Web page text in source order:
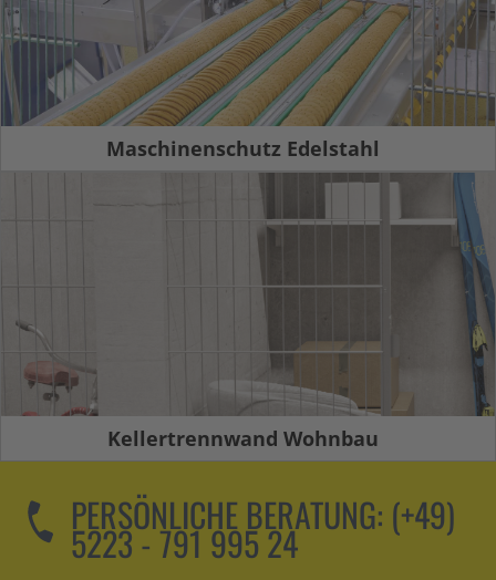
Maschinenschutz Edelstahl
Kellertrennwand Wohnbau
PERSÖNLICHE BERATUNG: (+49)
5223 - 791 995 24